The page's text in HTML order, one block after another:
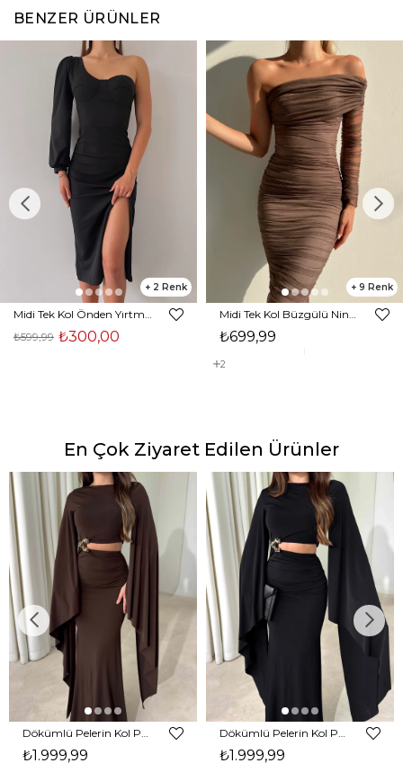
BENZER ÜRÜNLER
2
₺300,00
₺599,99
9
₺699,99
2
En Çok Ziyaret Edilen Ürünler
₺1.999,99 ₺1.999,99